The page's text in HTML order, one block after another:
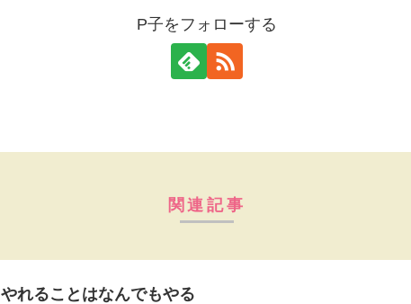
P子をフォローする
関連記事
やれることはなんでもやる